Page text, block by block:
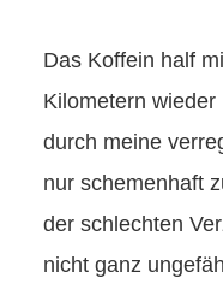
Das Koffein half
Kilometern
durch meine
nur schemenhaft
der schlechten
nicht ganz